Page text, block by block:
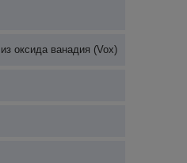
оксида ванадия (Vox)